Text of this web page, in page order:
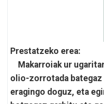
Prestatzeko erea:
Makarroiak ur
olio-zorrotada bategaz
eragingo doguz, eta